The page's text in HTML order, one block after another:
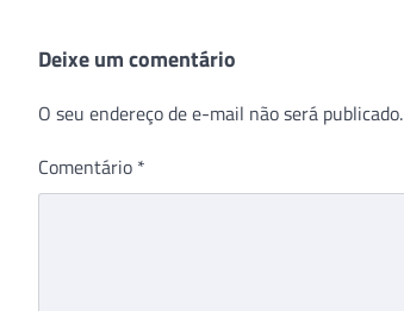
Deixe um comentário
O seu endereço de e-mail não será publicado.
Comentário *